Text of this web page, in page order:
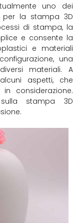
uno dei
per la stampa 3D
di stampa, la
e consente la
e materiali
una
materiali. A
aspetti, che
considerazione.
stampa 3D